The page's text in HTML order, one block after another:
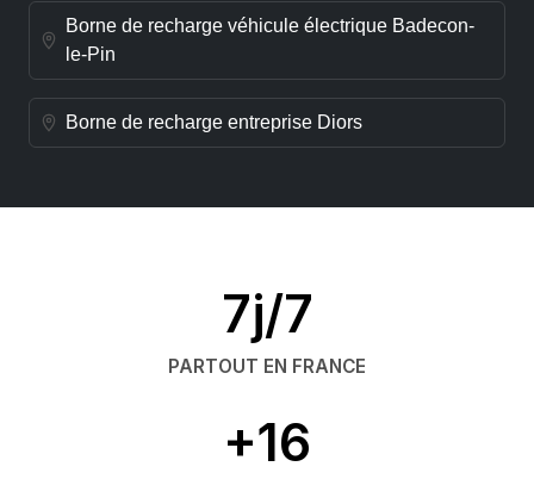
Borne de recharge véhicule électrique Badecon-
le-Pin
Borne de recharge entreprise Diors
7j/7
PARTOUT EN FRANCE
+16